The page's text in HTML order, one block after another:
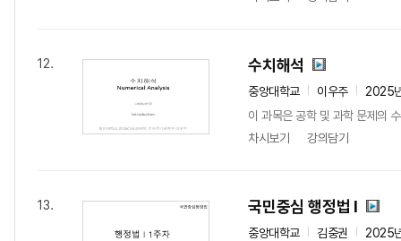
12. 수치해석
중앙대학교 이우주
2025
이 과목은 공학 및 과학 문제의
차시보기
강의담기
13. 국민중심 행정법 l
중앙대학교 김중권
2025